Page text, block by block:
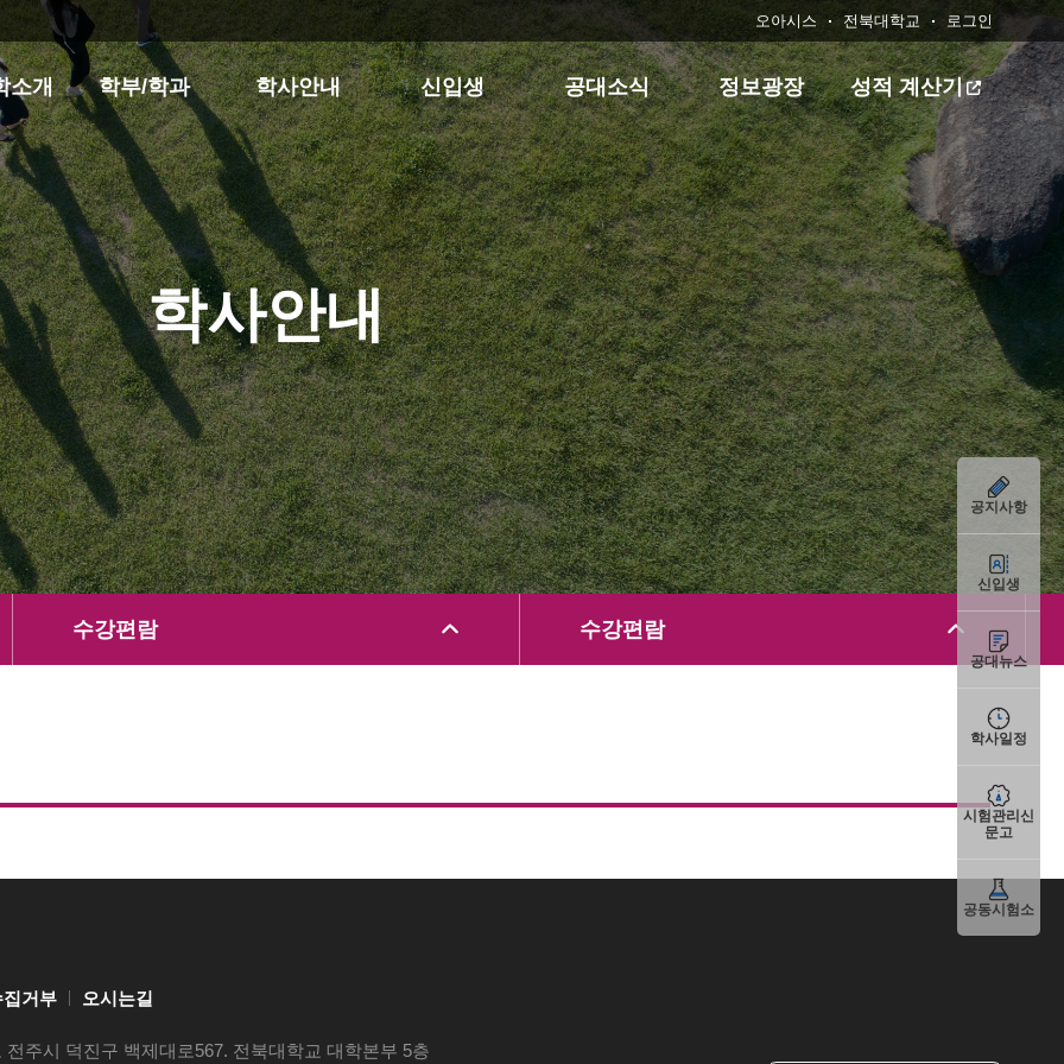
오아시스 전북대학교 로그인
소개 학부/학과 학사안내 신입생 공대소식 정보광장 성적 계산기
학사안내
수강편람 수강편람
거부 오시는길
전주시 덕진구 백제대로567. 전북대학교 대학본부 5층
공지사항
신입생
공대뉴스
학사일정
시험관리신
문고
공동시험소